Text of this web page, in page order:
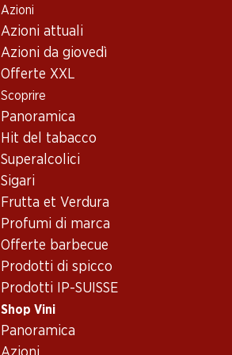
Azioni
Azioni attuali
Azioni da giovedì
Offerte XXL
Scoprire
Panoramica
Hit del tabacco
Superalcolici
Sigari
Frutta et Verdura
Profumi di marca
Offerte barbecue
Prodotti di spicco
Prodotti IP-SUISSE
Shop Vini
Panoramica
Vino/champagne
Vaud Badoux Murailles Rosé AOC